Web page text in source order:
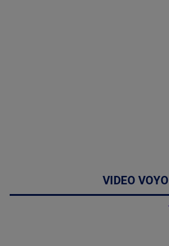
VIDEO VOYO